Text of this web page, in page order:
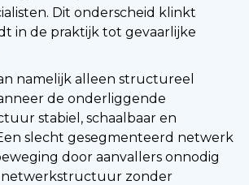
Dit onderscheid klinkt
in de praktijk tot gevaarlijke
namelijk alleen structureel
de onderliggende
stabiel, schaalbaar en
slecht gesegmenteerd netwerk
door aanvallers onnodig
netwerkstructuur zonder